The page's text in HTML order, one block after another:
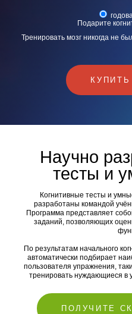
Подарите
Тренировать мозг никогда не
Научно
тесты и
Когнитивные тесты и
разработаны командой
Программа представляет
заданий, позволяющих
По результатам начального
автоматически подбирает
пользователя упражнения,
тренировать нуждающиеся в
ПОЛУЧИТЕ